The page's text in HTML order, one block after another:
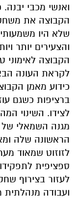
ואנשי מכבי
הקבוצה את
שלא היו
והצעירים יותר
הקבוצה לאימוני
לקראת העונה
כידוע מאמן
ברציפות כשגם
לצידו. השינוי
מגנה השמאלי של
הראשונה שלה
לזוזוט שמאוד
ספציפית
לעזור בצירוף
ועבודה